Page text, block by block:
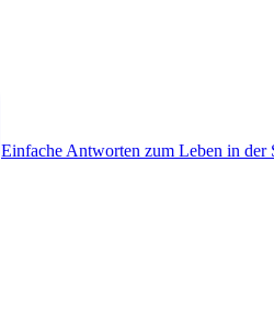
Einfache Antworten zum Leben in der